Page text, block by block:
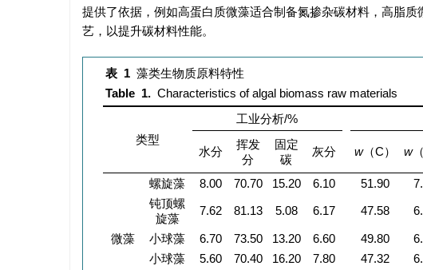
提供了依据，例如高蛋白质微藻适合制备氮掺杂碳材料，高脂
艺，以提升碳材料性能。
表 1 藻类生物质原料特性
Table 1. Characteristics of algal biomass raw materials
类型
工业分析/%
水分
挥发
分
固定
碳
灰分 w（C） w
微藻
螺旋藻 8.00 70.70 15.20 6.10 51.90
钝顶螺
旋藻
7.62 81.13 5.08 6.17 47.58
小球藻 6.70 73.50 13.20 6.60 49.80
小球藻
5.60 70.40 16.20 7.80 47.32